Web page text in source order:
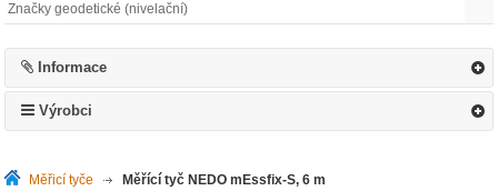
Značky geodetické (nivelační)
Informace
Výrobci
Měřicí tyče >Měřící tyč NEDO mEssfix-S, 6 m